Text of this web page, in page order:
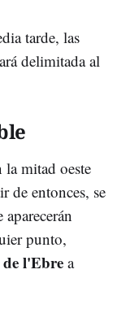
tarde, las
delimitada al
la mitad oeste
de entonces, se
punto,
de l'Ebrea